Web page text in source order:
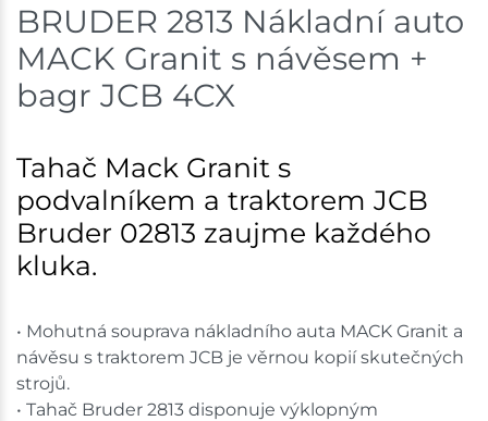
BRUDER 2813 Nákladní auto
MACK Granit s návěsem +
bagr JCB 4CX
Tahač Mack Granit s
podvalníkem a traktorem JCB
Bruder 02813 zaujme každého
kluka.
• Mohutná souprava nákladního auta MACK Granit a
návěsu s traktorem JCB je věrnou kopií skutečných
strojů.
• Tahač Bruder 2813 disponuje výklopným